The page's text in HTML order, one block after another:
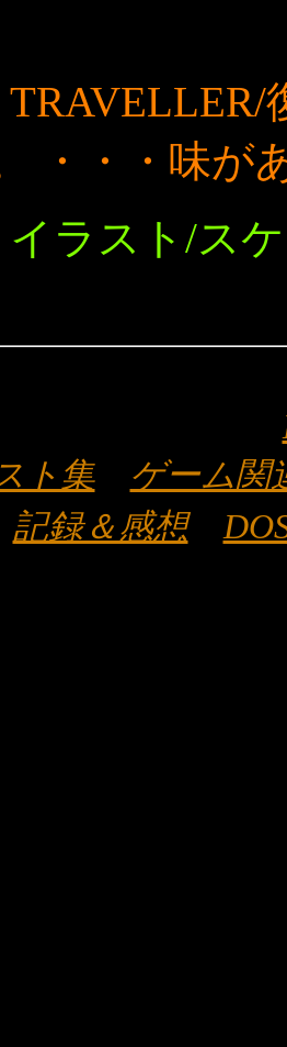
・・・味が
イラスト/ス
ト集
ゲーム関
記録＆感想